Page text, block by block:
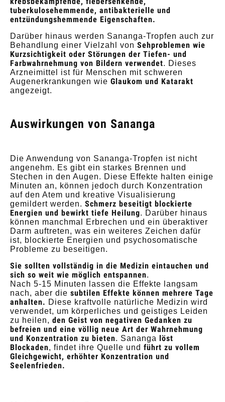
tuberkulosehemmende, antibakterielle und
entzündungshemmende Eigenschaften.
Darüber hinaus werden Sananga-Tropfen auch zur
Behandlung einer Vielzahl von Sehproblemen wie
Kurzsichtigkeit oder Störungen der Tiefen- und
Farbwahrnehmung von Bildern verwendet. Dieses
Arzneimittel ist für Menschen mit schweren
Augenerkrankungen wie Glaukom und Katarakt
angezeigt.
Auswirkungen von Sananga
Die Anwendung von Sananga-Tropfen ist nicht
angenehm. Es gibt ein starkes Brennen und
Stechen in den Augen. Diese Effekte halten einige
Minuten an, können jedoch durch Konzentration
auf den Atem und kreative Visualisierung
gemildert werden. Schmerz beseitigt blockierte
Energien und bewirkt tiefe Heilung. Darüber hinaus
können manchmal Erbrechen und ein überaktiver
Darm auftreten, was ein weiteres Zeichen dafür
ist, blockierte Energien und psychosomatische
Probleme zu beseitigen.
Sie sollten vollständig in die Medizin eintauchen und
sich so weit wie möglich entspannen.
Nach 5-15 Minuten lassen die Effekte langsam
nach, aber die subtilen Effekte können mehrere Tage
anhalten. Diese kraftvolle natürliche Medizin wird
verwendet, um körperliches und geistiges Leiden
zu heilen, den Geist von negativen Gedanken zu
befreien und eine völlig neue Art der Wahrnehmung
und Konzentration zu bieten. Sananga
löst
Blockaden, findet ihre Quelle und führt zu vollem
Gleichgewicht, erhöhter Konzentration und
Seelenfrieden.